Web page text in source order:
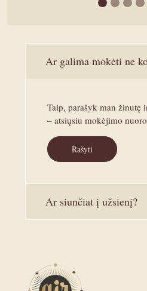
Ar galima mokėti ne
Taip, parašyk man žinutę
– atsiųsiu mokėjimo
Rašyti
Ar siunčiat į užsienį?